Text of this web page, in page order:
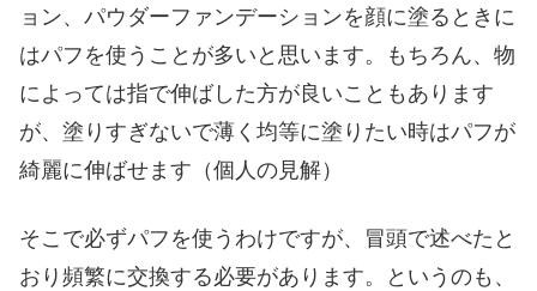
ョン、パウダーファンデーションを顔に塗るときに
はパフを使うことが多いと思います。もちろん、物
によっては指で伸ばした方が良いこともあります
が、塗りすぎないで薄く均等に塗りたい時はパフが
綺麗に伸ばせます（個人の見解）
そこで必ずパフを使うわけですが、冒頭で述べたと
おり頻繁に交換する必要があります。というのも、